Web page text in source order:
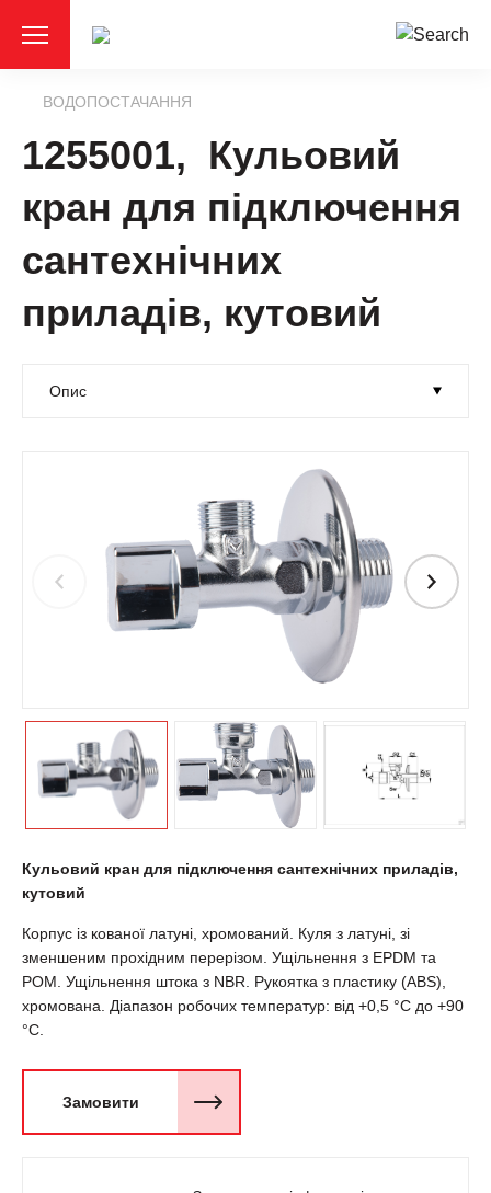
ВОДОПОСТАЧАННЯ
1255001, Кульовий
кран для підключення
сантехнічних
приладів, кутовий
Кульовий кран для підключення сантехнічних приладів,
кутовий
Корпус із кованої латуні, хромований. Куля з латуні, зі
зменшеним прохідним перерізом. Ущільнення з EPDM та
POM. Ущільнення штока з NBR. Рукоятка з пластику (ABS),
хромована. Діапазон робочих температур: від +0,5 °C до +90
°C.
Замовити